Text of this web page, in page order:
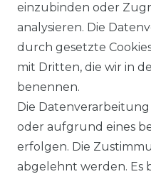
einzubinden oder
analysieren. Die
durch gesetzte
mit Dritten, die wir in
benennen.
Die
oder aufgrund eines
erfolgen. Die
abgelehnt werden. Es
AGB